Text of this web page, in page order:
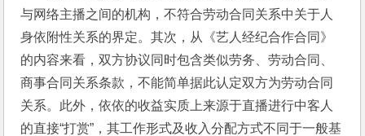
与网络主播之间的机构，不符合劳动合同关系中关于人
身依附性关系的界定。其次，从《艺人经纪合作合同》
的内容来看，双方协议同时包含类似劳务、劳动合同、
商事合同关系条款，不能简单据此认定双方为劳动合同
关系。此外，依依的收益实质上来源于直播进行中客人
的直接“打赏”，其工作形式及收入分配方式不同于一般基